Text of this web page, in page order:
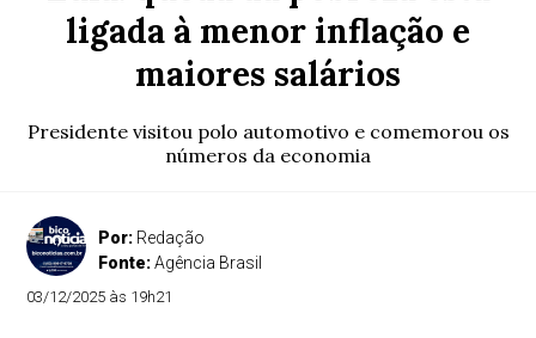
ligada à menor inflação e
maiores salários
Presidente visitou polo automotivo e comemorou os
números da economia
Por: Redação
Fonte:Agência Brasil
03/12/2025 às 19h21